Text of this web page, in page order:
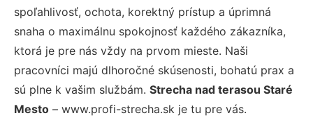
spoľahlivosť, ochota, korektný prístup a úprimná
snaha o maximálnu spokojnosť každého zákazníka,
ktorá je pre nás vždy na prvom mieste. Naši
pracovníci majú dlhoročné skúsenosti, bohatú prax a
sú plne k vašim službám. Strecha nad terasou Staré
Mesto – www.profi-strecha.sk je tu pre vás.